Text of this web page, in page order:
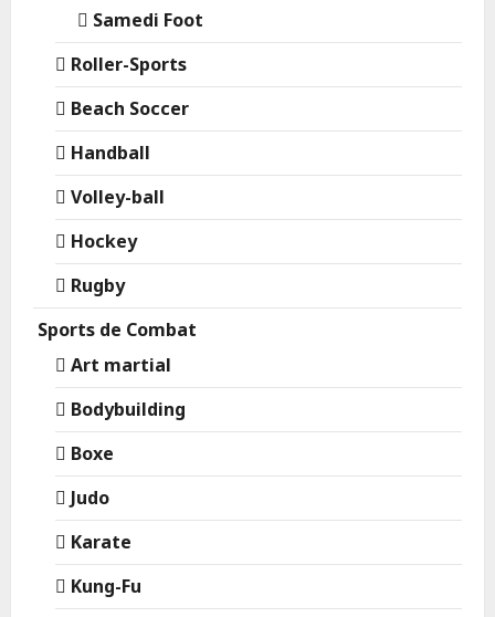
Samedi Foot
Roller-Sports
Beach Soccer
Handball
Volley-ball
Hockey
Rugby
Sports de Combat
Art martial
Bodybuilding
Boxe
Judo
Karate
Kung-Fu